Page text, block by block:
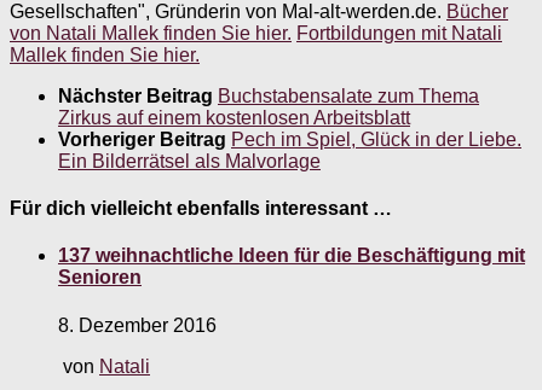
Gesellschaften", Gründerin von Mal-alt-werden.de. Bücher
von Natali Mallek finden Sie hier. Fortbildungen mit Natali
Mallek finden Sie hier.
Nächster Beitrag Buchstabensalate zum Thema
Zirkus auf einem kostenlosen Arbeitsblatt
Vorheriger Beitrag Pech im Spiel, Glück in der Liebe.
Ein Bilderrätsel als Malvorlage
Für dich vielleicht ebenfalls interessant …
137 weihnachtliche Ideen für die Beschäftigung mit
Senioren
8. Dezember 2016
von Natali